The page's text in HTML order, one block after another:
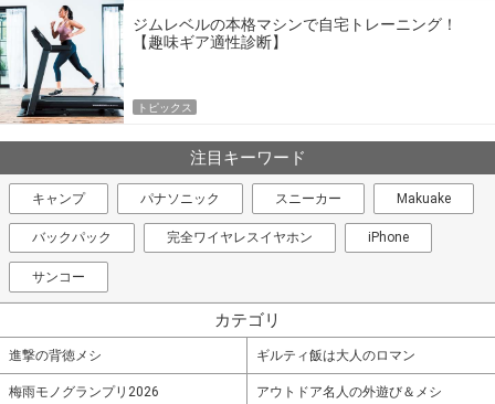
ジムレベルの本格マシンで自宅トレーニング！
【趣味ギア適性診断】
トピックス
注目キーワード
キャンプ パナソニック スニーカー Makuake
バックパック 完全ワイヤレスイヤホン iPhone
サンコー
カテゴリ
進撃の背徳メシ ギルティ飯は大人のロマン
梅雨モノグランプリ2026 アウトドア名人の外遊び＆メシ